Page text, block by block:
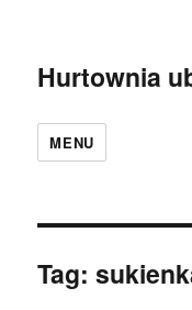
Hurtownia
MENU
Tag: